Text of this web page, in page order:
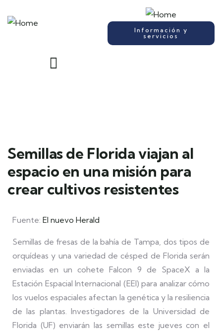
Información y
servicios
Semillas de Florida viajan al
espacio en una misión para
crear cultivos resistentes
Fuente: El nuevo Herald
Semillas de fresas de la bahía de Tampa, dos tipos de
orquídeas y una variedad de césped de Florida serán
enviadas en un cohete Falcon 9 de SpaceX a la
Estación Espacial Internacional (EEI) para analizar cómo
los vuelos espaciales afectan la genética y la resiliencia
de las plantas. Investigadores de la Universidad de
Florida (UF) enviarán las semillas este jueves con el